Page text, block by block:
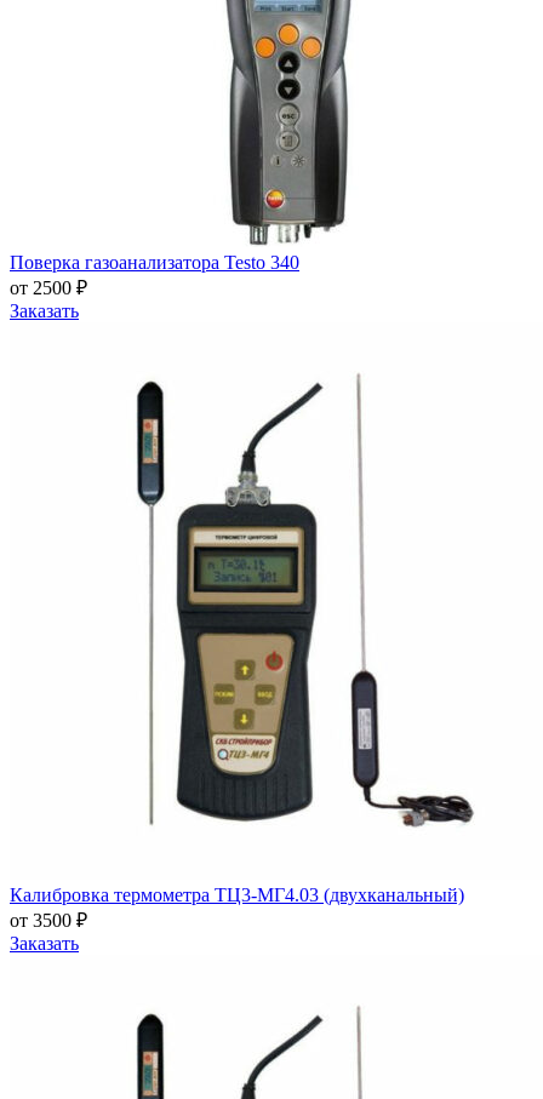
Поверка газоанализатора Testo 340
от 2500 ₽
Заказать
Калибровка термометра ТЦ3-МГ4.03 (двухканальный)
от 3500 ₽
Заказать